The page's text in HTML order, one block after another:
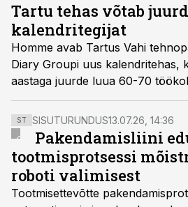
Tartu tehas võtab
kalendritegijat
Homme avab Tartus Vahi
Diary Groupi uus kalendritehas,
aastaga juurde luua 60-70
ST SISUTURUNDUS13.07.26, 14:36
Pakendamisliini
tootmisprotsessi
roboti valimisest
Tootmisettevõtte